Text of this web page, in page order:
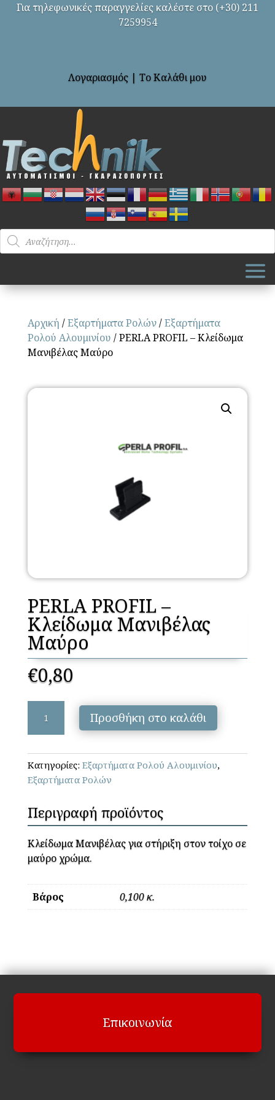
Για τηλεφωνικές παραγγελίες καλέστε στο (+30) 211
7259954
Λογαριασμός | Το Καλάθι μου
Products
search
Αρχική /Εξαρτήματα Ρολών/Εξαρτήματα
Ρολού Αλουμινίου / PERLA PROFIL – Κλείδωμα
Μανιβέλας Μαύρο
PERLA PROFIL –
Κλείδωμα Μανιβέλας
Μαύρο
€0,80
PROFIL
-
Κλείδωμα
Μανιβέλας
Μαύρο
Προσθήκη στο καλάθι
Κατηγορίες: Εξαρτήματα Ρολού Αλουμινίου,
Εξαρτήματα Ρολών
Περιγραφή προϊόντος
Κλείδωμα Μανιβέλας για στήριξη στον τοίχο σε
μαύρο χρώμα.
Βάρος 0,100 κ.
Επικοινωνία